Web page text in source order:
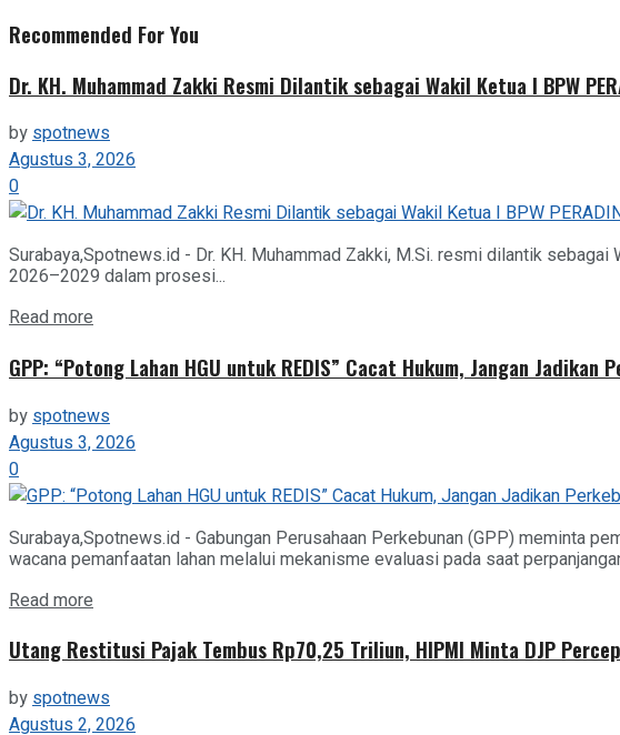
Recommended For You
Dr. KH. Muhammad Zakki Resmi Dilantik sebagai Wakil Ketua I BPW
byspotnews
Agustus 3, 2026
0
Surabaya,Spotnews.id - Dr. KH. Muhammad Zakki, M.Si. resmi dilantik
2026–2029 dalam prosesi...
Read more
GPP: “Potong Lahan HGU untuk REDIS” Cacat Hukum, Jangan
by spotnews
Agustus 3, 2026
0
Surabaya,Spotnews.id - Gabungan Perusahaan Perkebunan (GPP) meminta
wacana pemanfaatan lahan melalui mekanisme evaluasi pada saat
Read more
Utang Restitusi Pajak Tembus Rp70,25 Triliun, HIPMI Minta DJP
byspotnews
Agustus 2, 2026